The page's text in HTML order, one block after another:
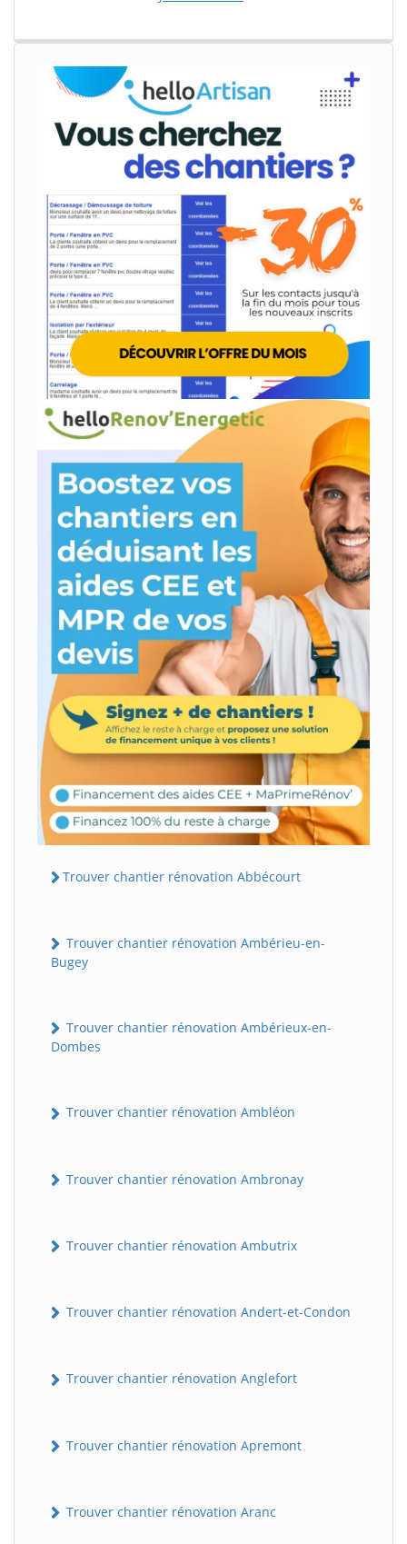
Trouver chantier rénovation Abbécourt
Trouver chantier rénovation Ambérieu-en-
Bugey
Trouver chantier rénovation Ambérieux-en-
Dombes
Trouver chantier rénovation Ambléon
Trouver chantier rénovation Ambronay
Trouver chantier rénovation Ambutrix
Trouver chantier rénovation Andert-et-Condon
Trouver chantier rénovation Anglefort
Trouver chantier rénovation Apremont
Trouver chantier rénovation Aranc